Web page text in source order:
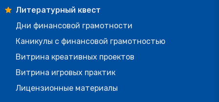
Литературный квест
Дни финансовой грамотности
Каникулы с финансовой грамотностью
Витрина креативных проектов
Витрина игровых практик
Лицензионные материалы